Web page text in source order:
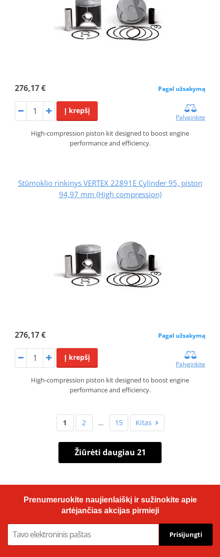
276,17 € Pagal užsakymą
Į krepšį
Palyginkite
High-compression piston kit designed to boost engine
performance and efficiency.
Stūmoklio rinkinys VERTEX 22891E Cylinder 95, piston
94,97 mm (High compression)
276,17 € Pagal užsakymą
Į krepšį
Palyginkite
High-compression piston kit designed to boost engine
performance and efficiency.
1 2 … 15 Kitas
Žiūrėti daugiau 21
Prenumeruokite naujienlaiškį ir sužinokite apie
artėjančias akcijas pirmieji
Prisijungti